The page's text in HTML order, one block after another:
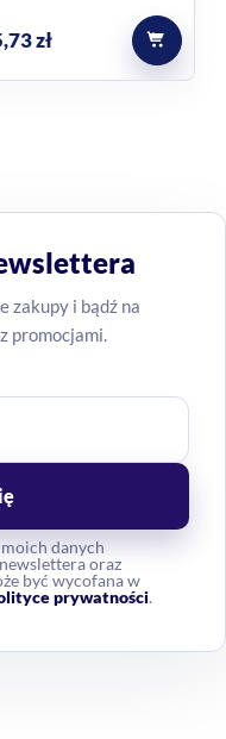
zł
zakupy i bądź na
promocjami.
danych
oraz
być wycofana w
prywatności.